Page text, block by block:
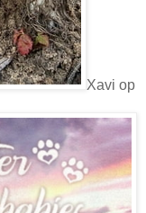
Xavi op